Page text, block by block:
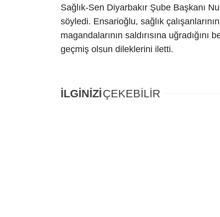
Sağlık-Sen Diyarbakır Şube Başkanı
söyledi. Ensarioğlu, sağlık
magandalarının saldırısına
geçmiş olsun dileklerini iletti.
İLGİNİZİÇEKEBİLİR